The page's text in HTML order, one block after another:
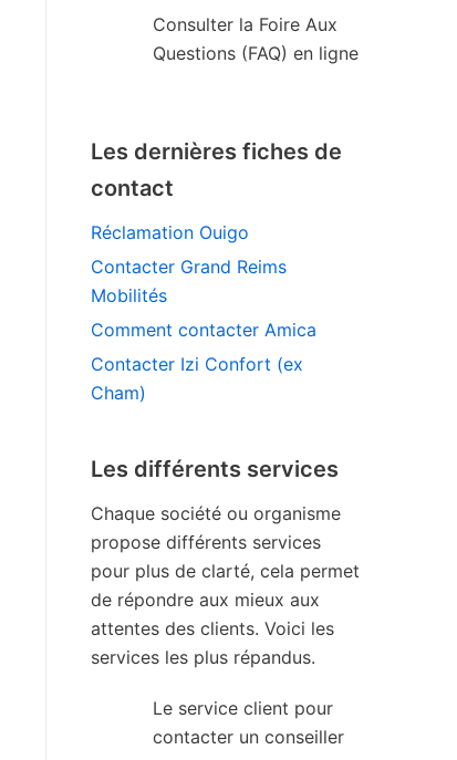
Consulter la Foire Aux
Questions (FAQ) en ligne
Les dernières fiches de
contact
Réclamation Ouigo
Contacter Grand Reims
Mobilités
Comment contacter Amica
Contacter Izi Confort (ex
Cham)
Les différents services
Chaque société ou organisme
propose différents services
pour plus de clarté, cela permet
de répondre aux mieux aux
attentes des clients. Voici les
services les plus répandus.
Le service client pour
contacter un conseiller